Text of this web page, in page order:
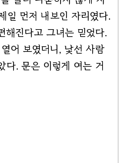
일 먼저 내보인 자리였다.
해진다고 그녀는 믿었다.
어 보였더니, 낯선 사람
다. 문은 이렇게 여는 거